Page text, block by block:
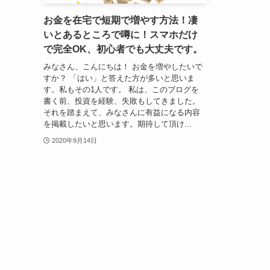
お金を在宅で短期で増やす方法！凄
いとあるところで噂に！スマホだけ
で完全OK、初心者でも大丈夫です。
みなさん、こんにちは！ お金を増やしたいで
すか？ 「はい」と答えた方が多いと思いま
す。私もその1人です。 私は、このブログを
書く前、投資を経験、失敗もしてきました。
それを踏まえて、みなさんに有益になる内容
を掲載したいと思います。期待して頂け...
2020年9月14日